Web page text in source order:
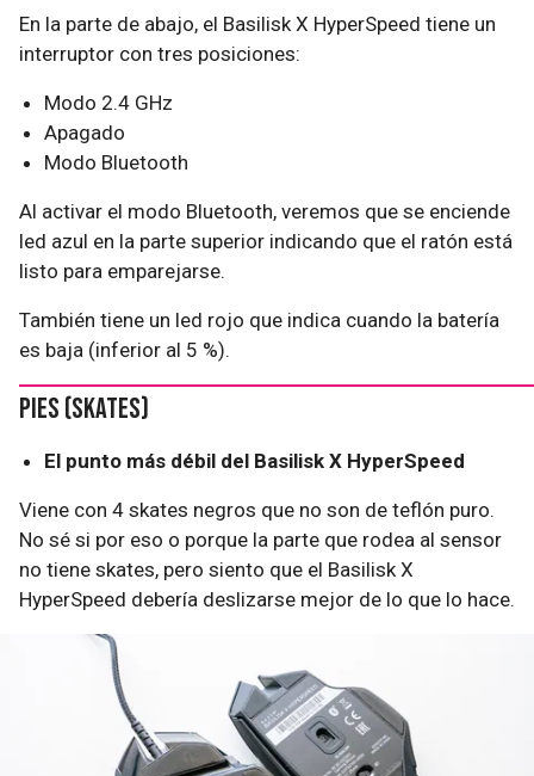
En la parte de abajo, el Basilisk X HyperSpeed tiene un
interruptor con tres posiciones:
Modo 2.4 GHz
Apagado
Modo Bluetooth
Al activar el modo Bluetooth, veremos que se enciende
led azul en la parte superior indicando que el ratón está
listo para emparejarse.
También tiene un led rojo que indica cuando la batería
es baja (inferior al 5 %).
Pies (skates)
El punto más débil del Basilisk X HyperSpeed
Viene con 4 skates negros que no son de teflón puro.
No sé si por eso o porque la parte que rodea al sensor
no tiene skates, pero siento que el Basilisk X
HyperSpeed debería deslizarse mejor de lo que lo hace.